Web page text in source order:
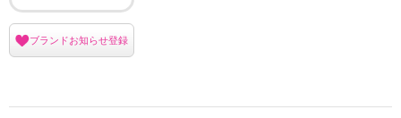
ブランドお知らせ登録